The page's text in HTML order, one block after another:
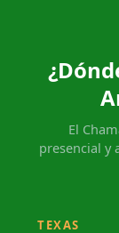
El
presencial y
TEXAS